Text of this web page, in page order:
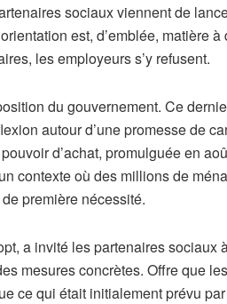
sociaux viennent de
est, d’emblée, matière
les employeurs s’y refusent.
du gouvernement. Ce
autour d’une promesse de
d’achat, promulguée en
contexte où des millions de
première nécessité.
a invité les partenaires sociaux
mesures concrètes. Offre que
ce qui était initialement prévu